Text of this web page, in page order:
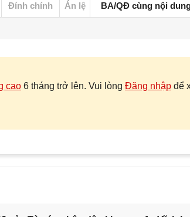
Đính chính Án lệ BA/QĐ cùng nội
cao 6 tháng trở lên. Vui lòng Đăng nhập để